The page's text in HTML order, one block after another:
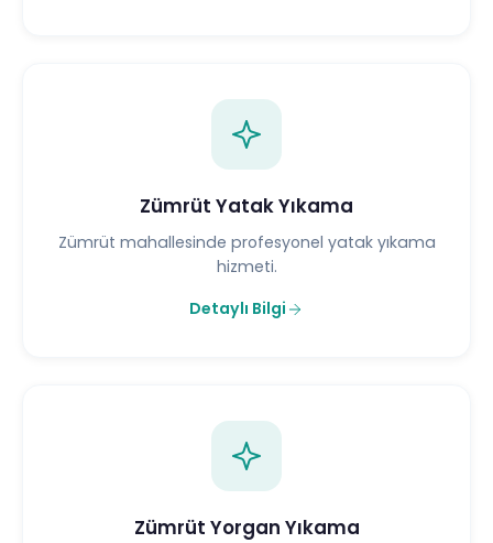
Zümrüt Yatak Yıkama
Zümrüt mahallesinde profesyonel yatak yıkama
hizmeti.
Detaylı Bilgi
Zümrüt Yorgan Yıkama